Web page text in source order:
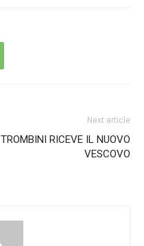
Next article
TROMBINI RICEVE IL NUOVO
VESCOVO